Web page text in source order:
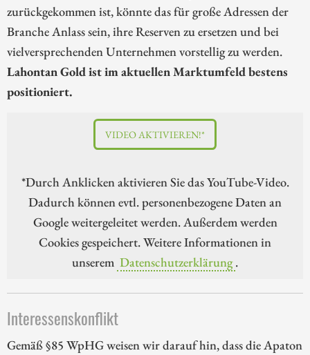
zurückgekommen ist, könnte das für große Adressen der
Branche Anlass sein, ihre Reserven zu ersetzen und bei
vielversprechenden Unternehmen vorstellig zu werden.
Lahontan Gold ist im aktuellen Marktumfeld bestens
positioniert.
VIDEO AKTIVIEREN!*
*Durch Anklicken aktivieren Sie das YouTube-Video.
Dadurch können evtl. personenbezogene Daten an
Google weitergeleitet werden. Außerdem werden
Cookies gespeichert. Weitere Informationen in
unserem Datenschutzerklärung .
Interessenskonflikt
Gemäß §85 WpHG weisen wir darauf hin, dass die Apaton